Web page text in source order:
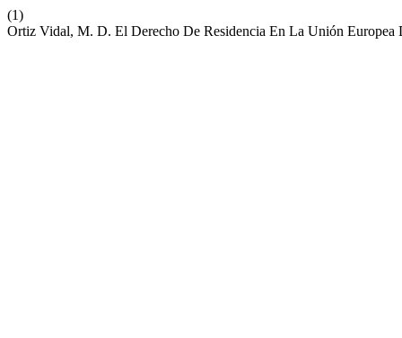
(1)
Ortiz Vidal, M. D. El Derecho De Residencia En La Unión